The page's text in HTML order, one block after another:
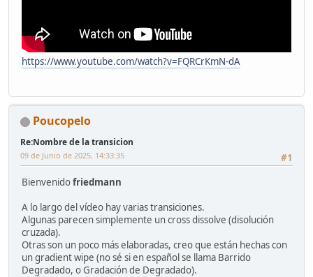
https://www.youtube.com/watch?v=FQRCrKmN-dA
Poucopelo
Re:Nombre de la transicion
#1
09 de Junio de 2025, 14:33:35
Bienvenidofriedmann
A lo largo del vídeo hay varias transiciones.
Algunas parecen simplemente un cross dissolve (disolución
cruzada).
Otras son un poco más elaboradas, creo que están hechas con
un gradient wipe (no sé si en español se llama Barrido
Degradado, o Gradación de Degradado).